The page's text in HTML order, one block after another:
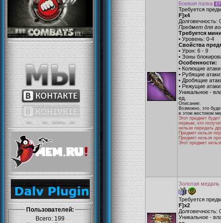
Пользователей:
Всего: 199
Боевая палка
Требуется
F]x4
Долговечность:
Предмет для
Требуется
• Уровень: 0-4
Свойства
• Урон: 6 - 9
• Зоны
Особенности:
• Колющие
• Рубящие
• Дробящие
• Режущие
Уникальное -
ед.
Описание:
Возможно, это
в этом жестоком
Этот предмет
первым, кто
нельзя передать
Предмет нельзя
Предмет нельзя
Этот предмет
Золотая медаль
Требуется
F]x2
Долговечность:
Уникальное -